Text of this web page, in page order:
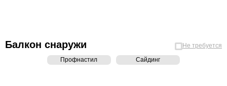
Балкон снаружи
Не требуется
Профнастил
Сайдинг